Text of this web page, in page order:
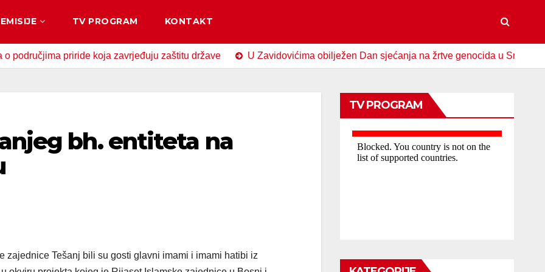
EMISIJE TV PROGRAM KONTAKT
priride koja zavrjeđuju zaštitu države U Zavidovićima obilježen Dan sjećanja na žrtve genocida u Srebrenici
bh. entiteta na
zajednice Tešanj bili su gosti glavni imami i imami hatibi iz
TV PROGRAM